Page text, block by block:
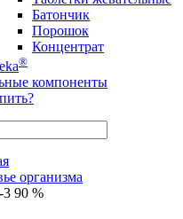
Батончик
Порошок
Концентрат
®
компоненты
организма
90 %